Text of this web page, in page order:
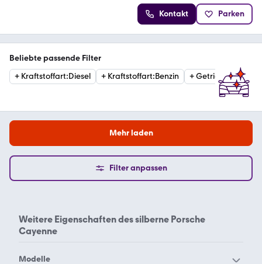
Kontakt Parken
Beliebte passende Filter
+ Kraftstoffart:Diesel + Kraftstoffart:Benzin +Getriebe:
Mehr laden
Filter anpassen
Weitere Eigenschaften dessilberne Porsche
Cayenne
Modelle